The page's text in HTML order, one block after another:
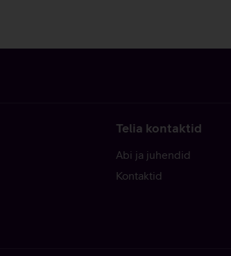
Telia kontaktid
Abi ja juhendid
Kontaktid